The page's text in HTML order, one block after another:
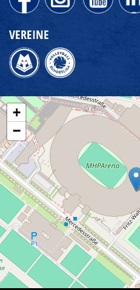
VEREINE
+
−